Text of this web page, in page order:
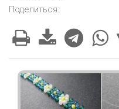
Поделиться: